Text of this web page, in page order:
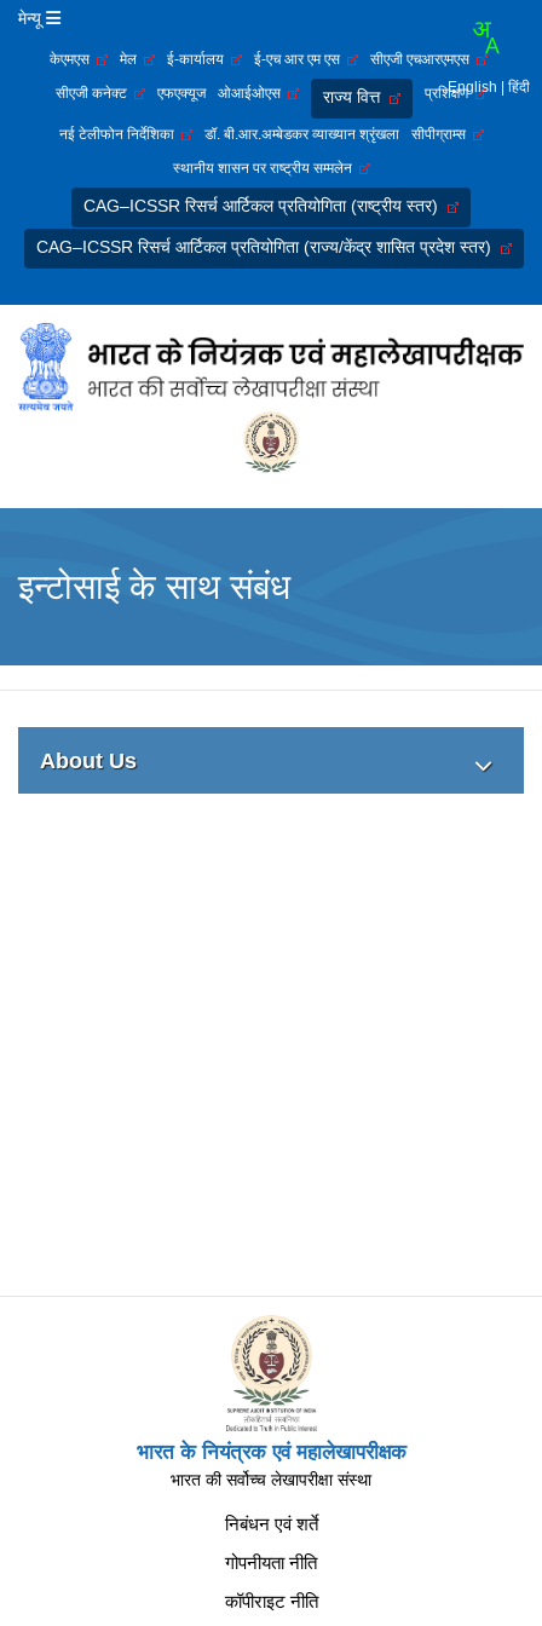
मेन्यू
केएमएस मेल ई-कार्यालय ई-एच आर एम एस
सीएजी एचआरएमएस
सीएजी कनेक्ट
एफएक्यूज ओआईओएस राज्य वित्त प्रशिक्षण
नई टेलीफोन निर्देशिका डॉ. बी.आर.अम्बेडकर व्याख्यान श्रृंखला
सीपीग्राम्स
स्थानीय शासन पर राष्ट्रीय सम्मलेन
CAG–ICSSR रिसर्च आर्टिकल प्रतियोगिता (राष्ट्रीय स्तर)
CAG–ICSSR रिसर्च आर्टिकल प्रतियोगिता (राज्य/केंद्र शासित प्रदेश स्तर)
English | हिंदी
इन्‍टोसाई के साथ संबंध
About Us
भारत के नियंत्रक एवं महालेखापरीक्षक
भारत की सर्वोच्च लेखापरीक्षा संस्था
निबंधन एवं शर्ते
गोपनीयता नीति
कॉपीराइट नीति